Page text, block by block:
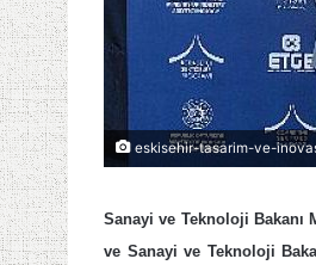
eskisehir-tasarim-ve-
Sanayi ve Teknoloji
ve Sanayi ve Teknoloji